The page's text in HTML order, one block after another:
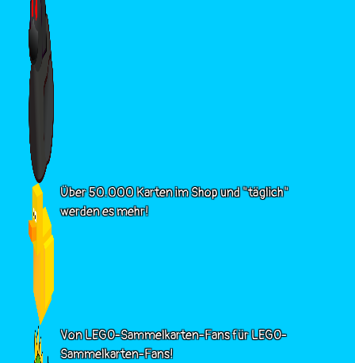
Über 50.000 Karten im Shop und "täglich"
werden es mehr!
Von LEGO-Sammelkarten-Fans für LEGO-
Sammelkarten-Fans!